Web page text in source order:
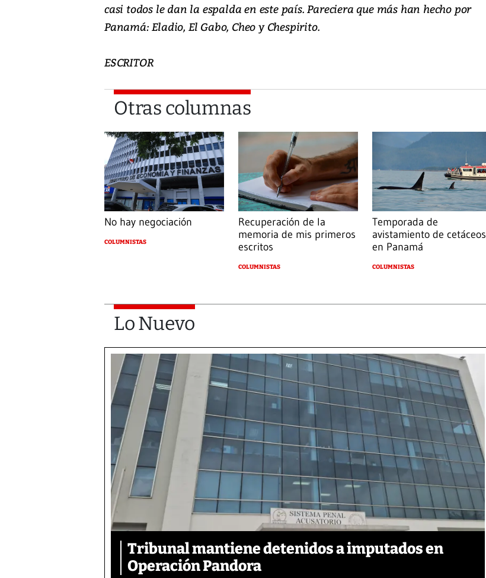
casi todos le dan la espalda en este país. Pareciera que más han hecho por
Panamá: Eladio, El Gabo, Cheo y Chespirito.
ESCRITOR
Otras columnas
No hay negociación
COLUMNISTAS
Recuperación de la
memoria de mis primeros
escritos
COLUMNISTAS
Temporada de
avistamiento de cetáceos
en Panamá
COLUMNISTAS
Lo Nuevo
Tribunal mantiene detenidos a imputados en
Operación Pandora